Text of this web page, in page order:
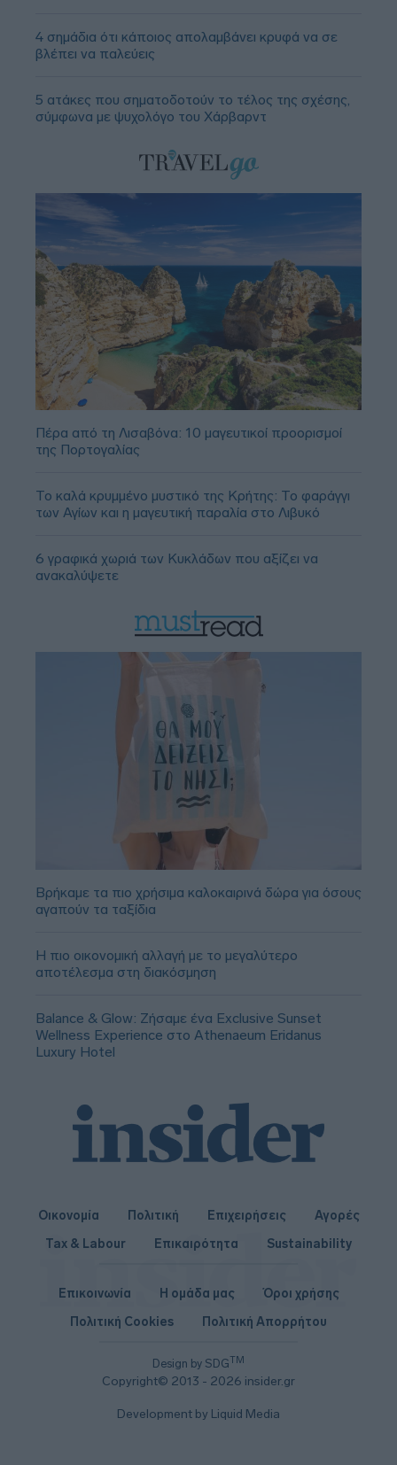
4 σημάδια ότι κάποιος απολαμβάνει κρυφά να σε
βλέπει να παλεύεις
5 ατάκες που σηματοδοτούν το τέλος της σχέσης,
σύμφωνα με ψυχολόγο του Χάρβαρντ
Πέρα από τη Λισαβόνα: 10 μαγευτικοί προορισμοί
της Πορτογαλίας
Το καλά κρυμμένο μυστικό της Κρήτης: Το φαράγγι
των Αγίων και η μαγευτική παραλία στο Λιβυκό
6 γραφικά χωριά των Κυκλάδων που αξίζει να
ανακαλύψετε
Βρήκαμε τα πιο χρήσιμα καλοκαιρινά δώρα για όσους
αγαπούν τα ταξίδια
Η πιο οικονομική αλλαγή με το μεγαλύτερο
αποτέλεσμα στη διακόσμηση
Balance & Glow: Ζήσαμε ένα Exclusive Sunset
Wellness Experience στο Athenaeum Eridanus
Luxury Hotel
Οικονομία Πολιτική Επιχειρήσεις
Αγορές
Tax & Labour
Επικαιρότητα Sustainability
Design by SDGTM
Copyright© 2013 - 2026 insider.gr
Επικοινωνία Η ομάδα μας
Όροι χρήσης
Πολιτική Cookies
Πολιτική Απορρήτου
Development by Liquid Media